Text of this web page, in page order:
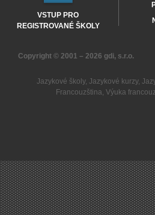
VSTUP PRO
REGISTROVANÉ ŠKOLY
Copyright © 2001 – 2026 gdi, s.r.o.
Jazykové školy, Jazykové kurzy,
Francouzština,Výuka